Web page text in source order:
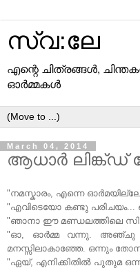
സ്വ:ലേ
എന്റെ ചിത്രങ്ങള്‍,
ഓര്‍മ്മകള്‍
March 04, 2014
ആധാര്‍ ലിങ്ക്ഡ്
"നമസ്കാരം, എന്നെ
"എവിടെയോ കണ്ടു പരിചയം...
"ഞാനാ ഈ മണ്ഡലത്തിലെ
"ഓ, ഓര്‍മ്മ വന്നു. അഞ്ചു
മനസ്സിലാകാഞ്ഞേ. ഒന്നും
"ഏയ്, എനിക്കിതില്‍ പുതുമ